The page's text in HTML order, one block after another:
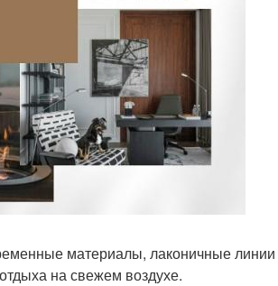
материалы, лаконичные линии
на свежем воздухе.